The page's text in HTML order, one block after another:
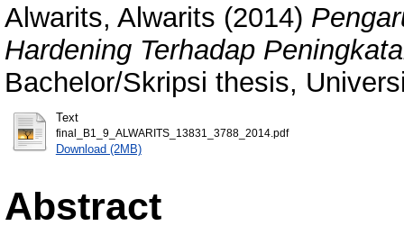
Alwarits, Alwarits (2014)
Hardening Terhadap
Bachelor/Skripsi thesis,
Text
final_B1_9_ALWARITS_13831_3788_2014.pdf
Download (2MB)
Abstract